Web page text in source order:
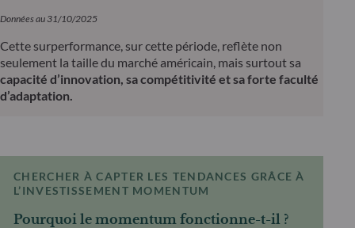
Données au 31/10/2025
Cette surperformance, sur cette période, reflète non
seulement la taille du marché américain, mais surtout sa
capacité d’innovation, sa compétitivité et sa forte faculté
d’adaptation.
CHERCHER À CAPTER LES TENDANCES GRÂCE À
L’INVESTISSEMENT MOMENTUM
Pourquoi le momentum fonctionne-t-il ?